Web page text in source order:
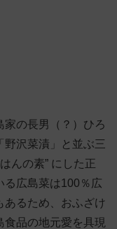
家の長男（？）ひろ
野沢菜漬」と並ぶ三
んの素” にした正
る広島菜は100％広
あるため、おふざけ
食品の地元愛を具現